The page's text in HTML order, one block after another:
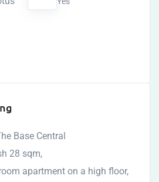
Base Central
28 sqm,
apartment on a high floor,